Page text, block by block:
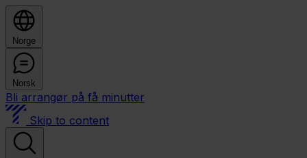
Norge
Norsk
Bli arrangør på få minutter
Skip to content